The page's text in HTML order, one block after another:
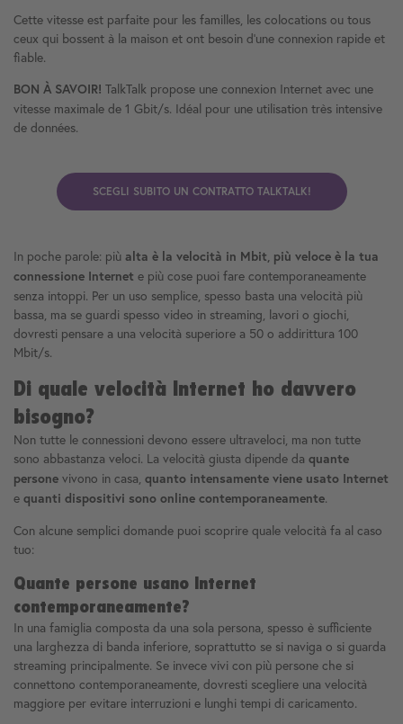
Cette vitesse est parfaite pour les familles, les colocations ou tous
ceux qui bossent à la maison et ont besoin d'une connexion rapide et
fiable.
BON À SAVOIR! TalkTalk propose une connexion Internet avec une
vitesse maximale de 1 Gbit/s. Idéal pour une utilisation très intensive
de données.
SCEGLI SUBITO UN CONTRATTO TALKTALK!
In poche parole: più alta è la velocità in Mbit, più veloce è la tua
connessione Internet e più cose puoi fare contemporaneamente
senza intoppi. Per un uso semplice, spesso basta una velocità più
bassa, ma se guardi spesso video in streaming, lavori o giochi,
dovresti pensare a una velocità superiore a 50 o addirittura 100
Mbit/s.
Di quale velocità Internet ho davvero
bisogno?
Non tutte le connessioni devono essere ultraveloci, ma non tutte
sono abbastanza veloci. La velocità giusta dipende da quante
persone vivono in casa, quanto intensamente viene usato Internet
e quanti dispositivi sono online contemporaneamente.
Con alcune semplici domande puoi scoprire quale velocità fa al caso
tuo:
Quante persone usano Internet
contemporaneamente?
In una famiglia composta da una sola persona, spesso è sufficiente
una larghezza di banda inferiore, soprattutto se si naviga o si guarda
streaming principalmente. Se invece vivi con più persone che si
connettono contemporaneamente, dovresti scegliere una velocità
maggiore per evitare interruzioni e lunghi tempi di caricamento.